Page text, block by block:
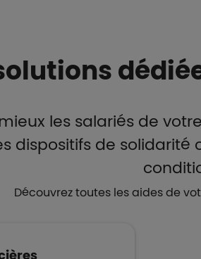
les salariés de
dispositifs de solidarité
Découvrez toutes les aides de